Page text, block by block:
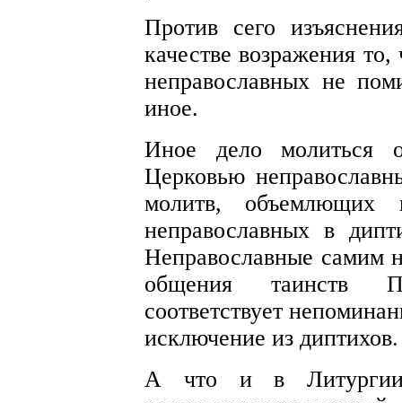
Против сего
качестве возражения
неправославных не
иное.
Иное дело молиться
Церковью
молитв,
неправославных в
Неправославные самим
общения таинств
соответствует
исключение из диптихов.
А что и в